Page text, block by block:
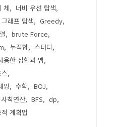
체
너비 우선 탐색
그래프 탐색
Greedy
brute Force
누적합
스터디
용한 집합과 맵
밍
수학
BOJ
사칙연산 BFS
dp
계획법